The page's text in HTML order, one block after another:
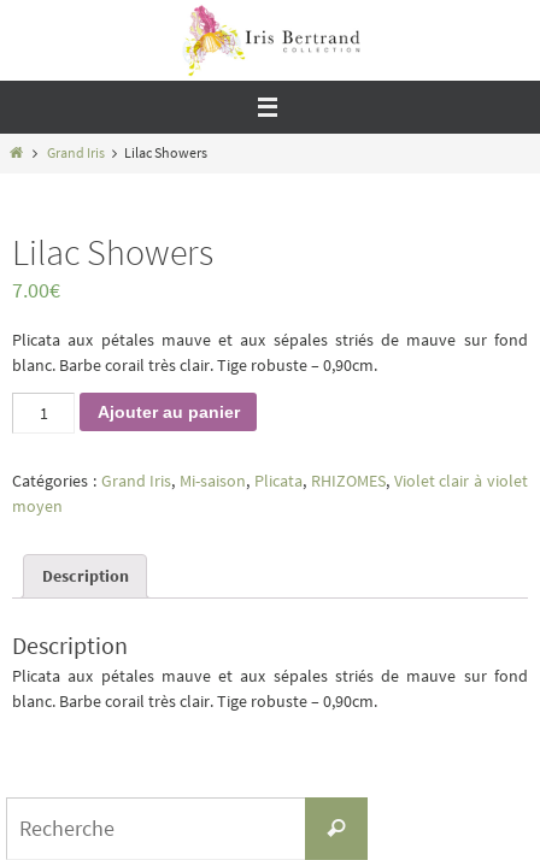
contenu
HomeGrand Iris Lilac Showers
Lilac Showers
7.00€
Plicata aux pétales mauve et aux sépales striés de mauve sur fond
blanc. Barbe corail très clair. Tige robuste – 0,90cm.
quantité
de
Showers
Ajouter au panier
Catégories : Grand Iris, Mi-saison, Plicata, RHIZOMES, Violet clair à violet
moyen
Description
Description
Plicata aux pétales mauve et aux sépales striés de mauve sur fond
blanc. Barbe corail très clair. Tige robuste – 0,90cm.
Recherche